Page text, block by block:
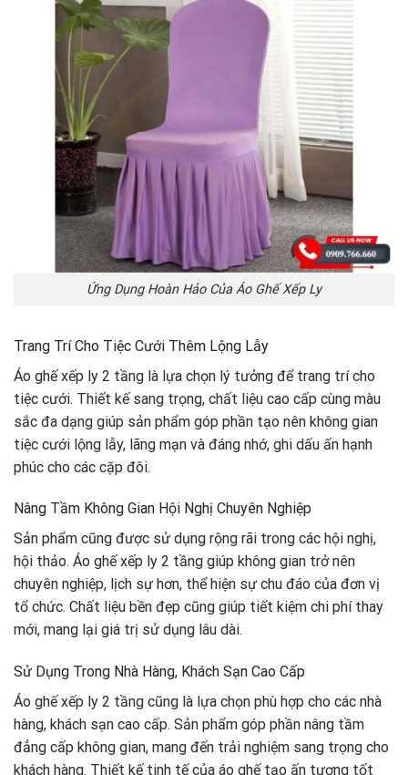
Ứng Dụng Hoàn Hảo Của Áo Ghế Xếp Ly
Trang Trí Cho Tiệc Cưới Thêm Lộng Lẫy
Áo ghế xếp ly 2 tầng là lựa chọn lý tưởng để trang trí cho
tiệc cưới. Thiết kế sang trọng, chất liệu cao cấp cùng màu
sắc đa dạng giúp sản phẩm góp phần tạo nên không gian
tiệc cưới lộng lẫy, lãng mạn và đáng nhớ, ghi dấu ấn hạnh
phúc cho các cặp đôi.
Nâng Tầm Không Gian Hội Nghị Chuyên Nghiệp
Sản phẩm cũng được sử dụng rộng rãi trong các hội nghị,
hội thảo. Áo ghế xếp ly 2 tầng giúp không gian trở nên
chuyên nghiệp, lịch sự hơn, thể hiện sự chu đáo của đơn vị
tổ chức. Chất liệu bền đẹp cũng giúp tiết kiệm chi phí thay
mới, mang lại giá trị sử dụng lâu dài.
Sử Dụng Trong Nhà Hàng, Khách Sạn Cao Cấp
Áo ghế xếp ly 2 tầng cũng là lựa chọn phù hợp cho các nhà
hàng, khách sạn cao cấp. Sản phẩm góp phần nâng tầm
đẳng cấp không gian, mang đến trải nghiệm sang trọng cho
khách hàng. Thiết kế tinh tế của áo ghế tạo ấn tượng tốt